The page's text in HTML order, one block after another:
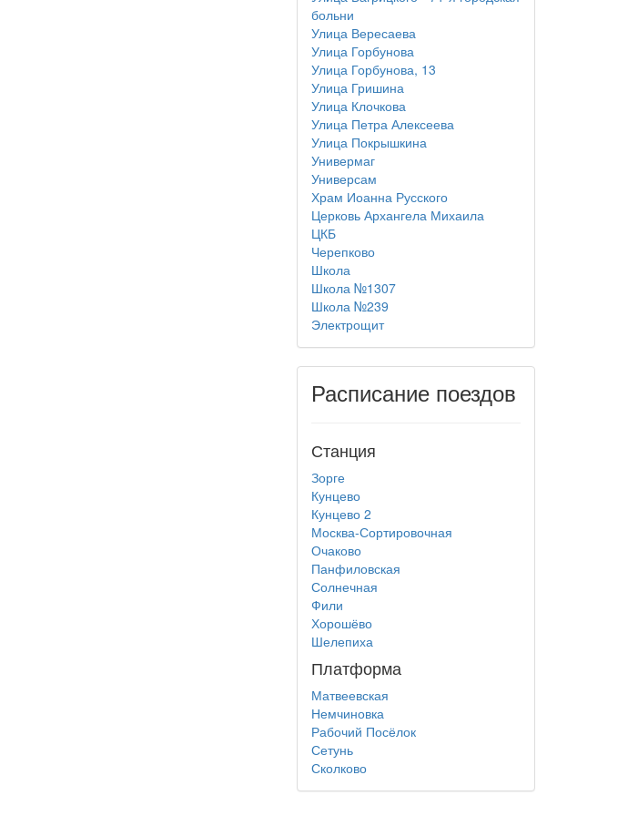
больни
Улица Вересаева
Улица Горбунова
Улица Горбунова, 13
Улица Гришина
Улица Клочкова
Улица Петра Алексеева
Улица Покрышкина
Универмаг
Универсам
Храм Иоанна Русского
Церковь Архангела Михаила
ЦКБ
Черепково
Школа
Школа №1307
Школа №239
Электрощит
Расписание поездов
Станция
Зорге
Кунцево
Кунцево 2
Москва-Сортировочная
Очаково
Панфиловская
Солнечная
Фили
Хорошёво
Шелепиха
Платформа
Матвеевская
Немчиновка
Рабочий Посёлок
Сетунь
Сколково